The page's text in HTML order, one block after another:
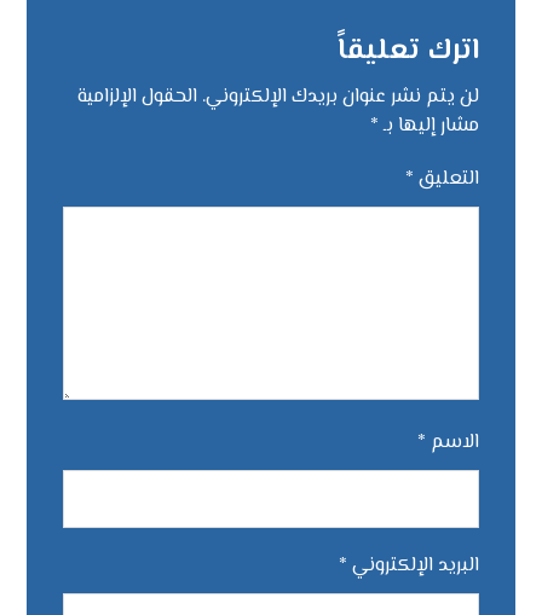
اترك تعليقاً
لن يتم نشر عنوان بريدك الإلكتروني. الحقول الإلزامية
مشار إليها بـ*
التعليق *
الاسم *
البريد الإلكتروني *